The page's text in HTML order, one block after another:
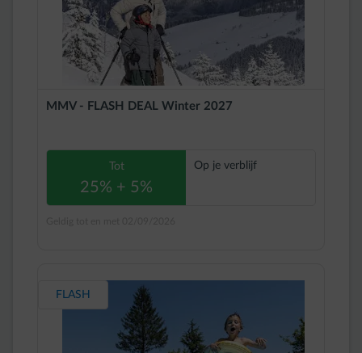
MMV - FLASH DEAL Winter 2027
Tot
25% + 5%
Op je verblijf
FLASH